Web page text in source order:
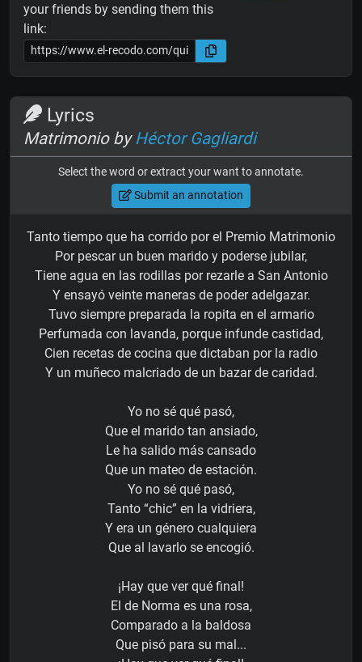
your friends by sending them this
link:
Lyrics
Matrimonio byHéctor Gagliardi
Select the word or extract your want to annotate.
Submit an annotation
Tanto tiempo que ha corrido por el Premio Matrimonio
Por pescar un buen marido y poderse jubilar,
Tiene agua en las rodillas por rezarle a San Antonio
Y ensayó veinte maneras de poder adelgazar.
Tuvo siempre preparada la ropita en el armario
Perfumada con lavanda, porque infunde castidad,
Cien recetas de cocina que dictaban por la radio
Y un muñeco malcriado de un bazar de caridad.
Yo no sé qué pasó,
Que el marido tan ansiado,
Le ha salido más cansado
Que un mateo de estación.
Yo no sé qué pasó,
Tanto “chic” en la vidriera,
Y era un género cualquiera
Que al lavarlo se encogió.
¡Hay que ver qué final!
El de Norma es una rosa,
Comparado a la baldosa
Que pisó para su mal...